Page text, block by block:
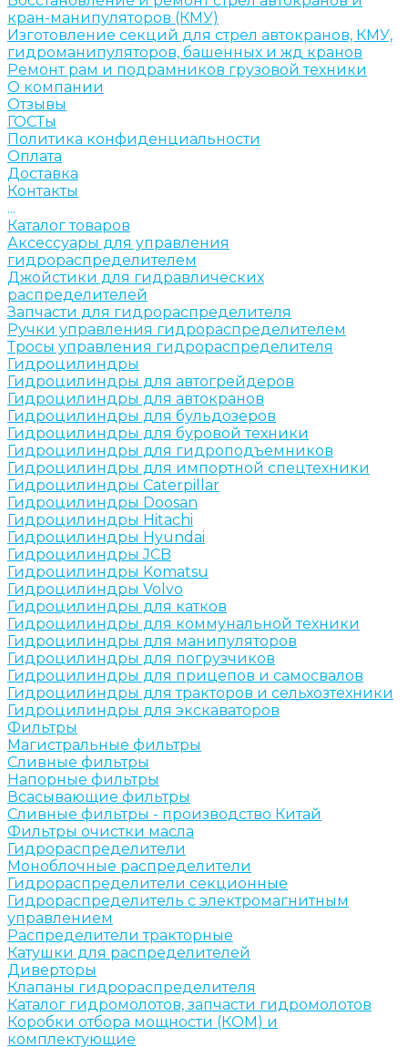
кран-манипуляторов (КМУ)
Изготовление секций для стрел автокранов, КМУ,
гидроманипуляторов, башенных и жд кранов
Ремонт рам и подрамников грузовой техники
О компании
Отзывы
ГОСТы
Политика конфиденциальности
Оплата
Доставка
Контакты
...
Каталог товаров
Аксессуары для управления
гидрораспределителем
Джойстики для гидравлических
распределителей
Запчасти для гидрораспределителя
Ручки управления гидрораспределителем
Тросы управления гидрораспределителя
Гидроцилиндры
Гидроцилиндры для автогрейдеров
Гидроцилиндры для автокранов
Гидроцилиндры для бульдозеров
Гидроцилиндры для буровой техники
Гидроцилиндры для гидроподъемников
Гидроцилиндры для импортной спецтехники
Гидроцилиндры Caterpillar
Гидроцилиндры Doosan
Гидроцилиндры Hitachi
Гидроцилиндры Hyundai
Гидроцилиндры JCB
Гидроцилиндры Komatsu
Гидроцилиндры Volvo
Гидроцилиндры для катков
Гидроцилиндры для коммунальной техники
Гидроцилиндры для манипуляторов
Гидроцилиндры для погрузчиков
Гидроцилиндры для прицепов и самосвалов
Гидроцилиндры для тракторов и сельхозтехники
Гидроцилиндры для экскаваторов
Фильтры
Магистральные фильтры
Сливные фильтры
Напорные фильтры
Всасывающие фильтры
Сливные фильтры - производство Китай
Фильтры очистки масла
Гидрораспределители
Моноблочные распределители
Гидрораспределители секционные
Гидрораспределитель с электромагнитным
управлением
Распределители тракторные
Катушки для распределителей
Диверторы
Клапаны гидрораспределителя
Каталог гидромолотов, запчасти гидромолотов
Коробки отбора мощности (КОМ) и
комплектующие